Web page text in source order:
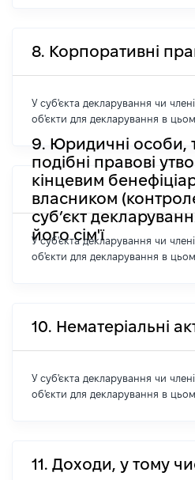
8. Корпоративні
У суб'єкта декларування чи
об'єкти для декларування в
9. Юридичні особи,
подібні правові
кінцевим
власником
суб’єкт
його сім'ї
У суб'єкта декларування чи
об'єкти для декларування в
10. Нематеріальні
У суб'єкта декларування чи
об'єкти для декларування в
11. Доходи, у тому